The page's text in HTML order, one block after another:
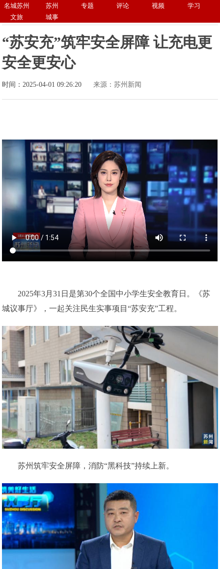
名城苏州 苏州 专题 评论 视频
学习
文旅
城事
“苏安充”筑牢安全屏障 让充电更
安全更安心
时间：2025-04-01 09:26:20 来源：苏州新闻
2025年3月31日是第30个全国中小学生安全教育日。《苏
城议事厅》，一起关注民生实事项目“苏安充”工程。
苏州筑牢安全屏障，消防“黑科技”持续上新。